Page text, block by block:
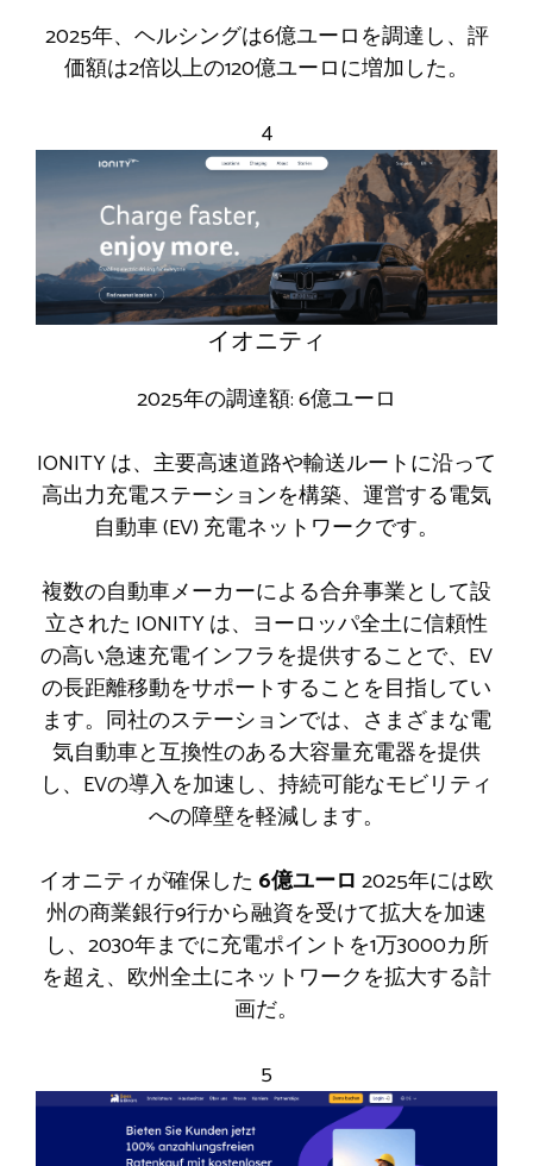
2025年、ヘルシングは6億ユーロを調達し、評
価額は2倍以上の120億ユーロに増加した。
4
イオニティ
2025年の調達額: 6億ユーロ
IONITY は、主要高速道路や輸送ルートに沿って
高出力充電ステーションを構築、運営する電気
自動車 (EV) 充電ネットワークです。
複数の自動車メーカーによる合弁事業として設
立された IONITY は、ヨーロッパ全土に信頼性
の高い急速充電インフラを提供することで、EV
の長距離移動をサポートすることを目指してい
ます。同社のステーションでは、さまざまな電
気自動車と互換性のある大容量充電器を提供
し、EVの導入を加速し、持続可能なモビリティ
への障壁を軽減します。
イオニティが確保した 6億ユーロ 2025年には欧
州の商業銀行9行から融資を受けて拡大を加速
し、2030年までに充電ポイントを1万3000カ所
を超え、欧州全土にネットワークを拡大する計
画だ。
5